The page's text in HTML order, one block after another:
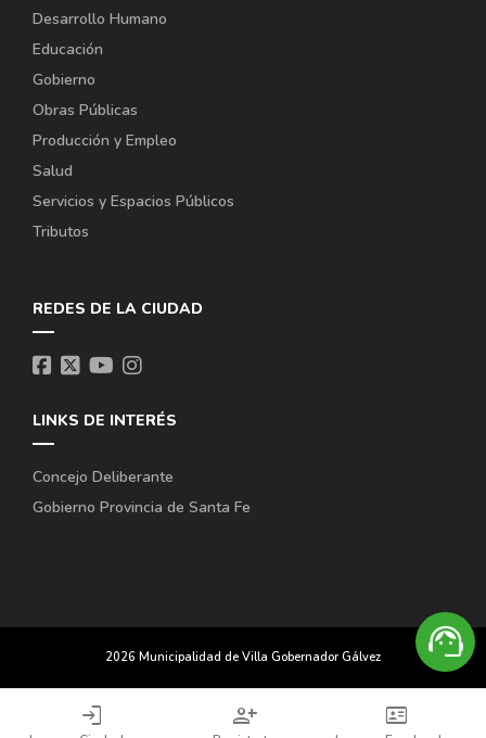
support_agent
login person_add id_card
Desarrollo Humano
Educación
Gobierno
Obras Públicas
Producción y Empleo
Salud
Servicios y Espacios Públicos
Tributos
REDES DE LA CIUDAD
LINKS DE INTERÉS
Concejo Deliberante
Gobierno Provincia de Santa Fe
2026 Municipalidad de Villa Gobernador Gálvez